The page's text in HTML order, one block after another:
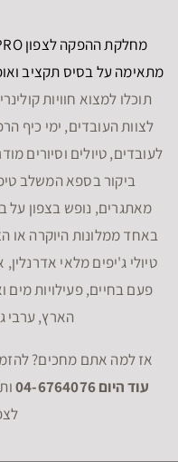
מתאימה על בסיס תקציב
תוכלו למצוא חוויות
לצוות העובדים, ימי כיף
לעובדים, טיולים וסיורים
ביקור בספא המשלב
מאתגרים, נופש בצפון על
באחד ממלונות היוקרה או
טיולי ג'יפים מלאי
פעם בחיים, פעילויות
הארץ, ערבי
אז למה אתם מחכים?
עוד היום 04-6764076